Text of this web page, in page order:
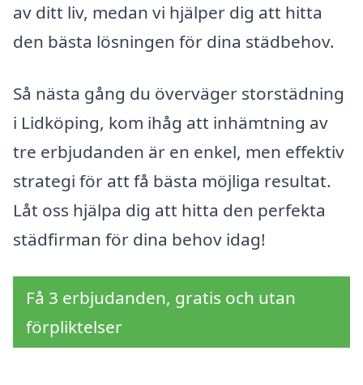
av ditt liv, medan vi hjälper dig att hitta
den bästa lösningen för dina städbehov.
Så nästa gång du överväger storstädning
i Lidköping, kom ihåg att inhämtning av
tre erbjudanden är en enkel, men effektiv
strategi för att få bästa möjliga resultat.
Låt oss hjälpa dig att hitta den perfekta
städfirman för dina behov idag!
Få 3 erbjudanden, gratis och utan
förpliktelser